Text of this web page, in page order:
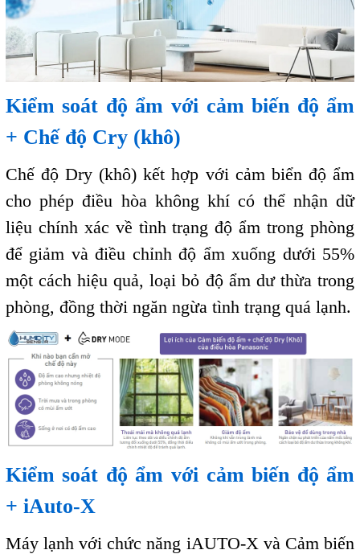
Kiểm soát độ ẩm với cảm biến độ ẩm
+ Chế độ Cry (khô)
Chế độ Dry (khô) kết hợp với cảm biển độ ẩm
cho phép điều hòa không khí có thể nhận dữ
liệu chính xác về tình trạng độ ẩm trong phòng
để giảm và điều chỉnh độ ẩm xuống dưới 55%
một cách hiệu quả, loại bỏ độ ẩm dư thừa trong
phòng, đồng thời ngăn ngừa tình trạng quá lạnh.
Kiểm soát độ ẩm với cảm biến độ ẩm
+ iAuto-X
Máy lạnh với chức năng iAUTO-X và Cảm biến